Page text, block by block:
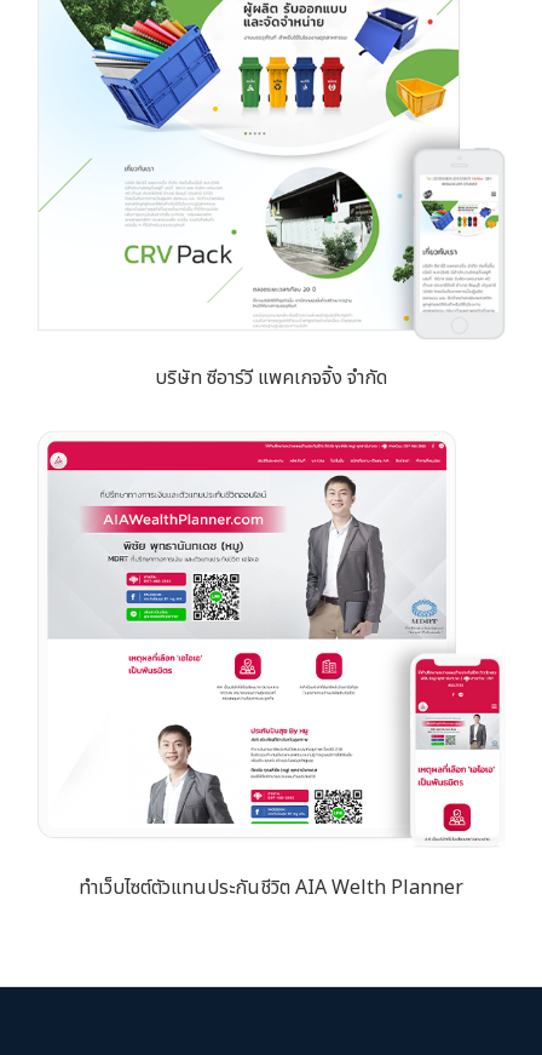
บริษัท ซีอาร์วี แพคเกจจิ้ง จำกัด
ทำเว็บไซต์ตัวแทนประกันชีวิต AIA Welth Planner